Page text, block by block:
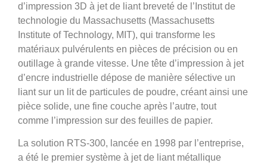
d’impression 3D à jet de liant breveté de l’Institut de
technologie du Massachusetts (Massachusetts
Institute of Technology, MIT), qui transforme les
matériaux pulvérulents en pièces de précision ou en
outillage à grande vitesse. Une tête d’impression à jet
d’encre industrielle dépose de manière sélective un
liant sur un lit de particules de poudre, créant ainsi une
pièce solide, une fine couche après l’autre, tout
comme l’impression sur des feuilles de papier.
La solution RTS-300, lancée en 1998 par l’entreprise,
a été le premier système à jet de liant métallique